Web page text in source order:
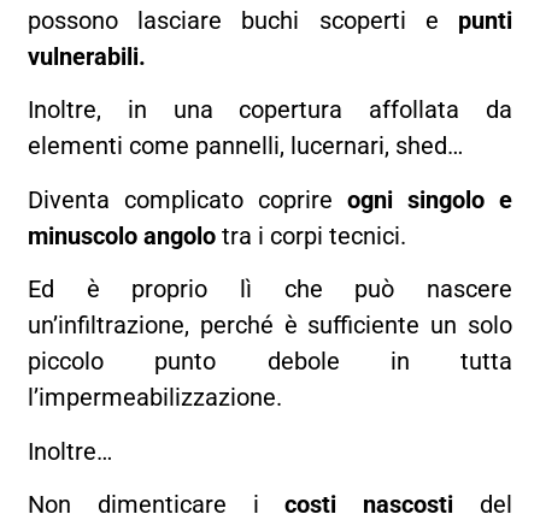
possono lasciare buchi scoperti e punti
vulnerabili.
Inoltre, in una copertura affollata da
elementi come pannelli, lucernari, shed…
Diventa complicato coprire ogni singolo e
minuscolo angolo tra i corpi tecnici.
Ed è proprio lì che può nascere
un’infiltrazione, perché è sufficiente un solo
piccolo punto debole in tutta
l’impermeabilizzazione.
Inoltre…
Non dimenticare icosti nascostidel